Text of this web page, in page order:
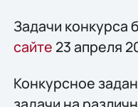
Задачи конкурса
сайте 23 апреля
Конкурсное